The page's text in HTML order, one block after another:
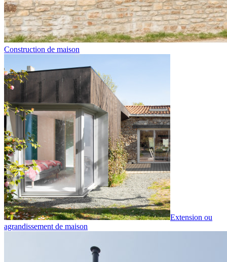
Construction de maison
Extension ou
agrandissement de maison